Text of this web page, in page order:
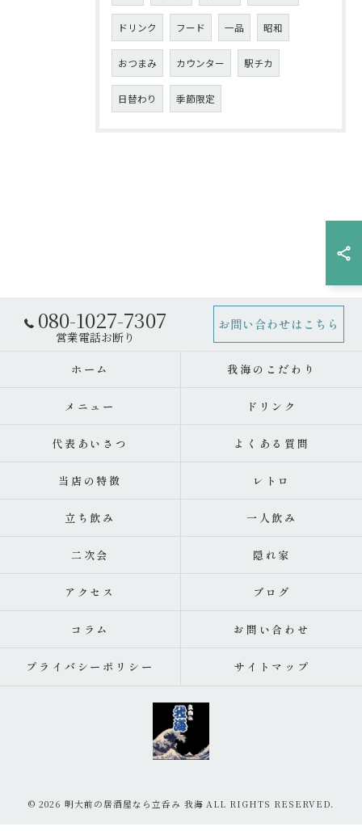
ドリンク フード 一品 昭和
おつまみ カウンター 駅チカ
日替わり 季節限定
080-1027-7307 お問い合わせはこちら
ホーム 我海のこだわり
メニュー ドリンク
代表あいさつ よくある質問
当店の特徴 レトロ
立ち飲み 一人飲み
二次会 隠れ家
アクセス ブログ
コラム お問い合わせ
プライバシーポリシー サイトマップ
© 2026 明大前の居酒屋なら立呑み 我海 ALL RIGHTS RESERVED.